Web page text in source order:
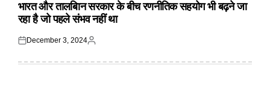
भारत और तालबिान सरकार के बीच रणनीतिक सहयोग भी बढ़ने जा
रहा है जो पहले संभव नहीं था
Posted
December 3, 2024
Posted